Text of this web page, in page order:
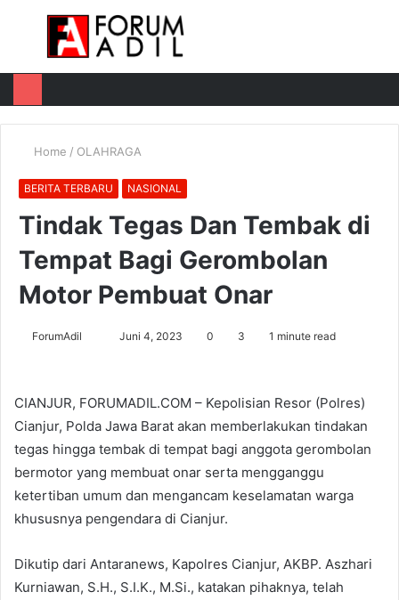
Menu
Home / OLAHRAGA
BERITA TERBARU NASIONAL
Tindak Tegas Dan Tembak di
Tempat Bagi Gerombolan
Motor Pembuat Onar
ForumAdil Juni 4, 2023 0 3 1 minute read
CIANJUR, FORUMADIL.COM – Kepolisian Resor (Polres)
Cianjur, Polda Jawa Barat akan memberlakukan tindakan
tegas hingga tembak di tempat bagi anggota gerombolan
bermotor yang membuat onar serta mengganggu
ketertiban umum dan mengancam keselamatan warga
khususnya pengendara di Cianjur.
Dikutip dari Antaranews, Kapolres Cianjur, AKBP. Aszhari
Kurniawan, S.H., S.I.K., M.Si., katakan pihaknya, telah